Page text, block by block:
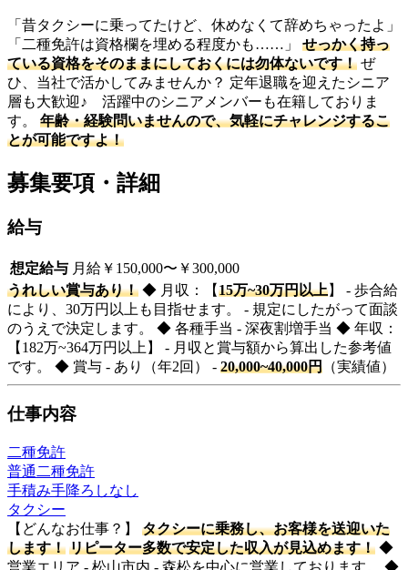
「昔タクシーに乗ってたけど、休めなくて辞めちゃったよ」
「二種免許は資格欄を埋める程度かも……」 せっかく持っ
ている資格をそのままにしておくには勿体ないです！ ぜ
ひ、当社で活かしてみませんか？ 定年退職を迎えたシニア
層も大歓迎♪ 活躍中のシニアメンバーも在籍しておりま
す。 年齢・経験問いませんので、気軽にチャレンジするこ
とが可能ですよ！
募集要項・詳細
給与
想定給与 月給￥150,000〜￥300,000
うれしい賞与あり！ ◆ 月収：【15万~30万円以上】 - 歩合給
により、30万円以上も目指せます。 - 規定にしたがって面談
のうえで決定します。 ◆ 各種手当 - 深夜割増手当 ◆ 年収：
【182万~364万円以上】 - 月収と賞与額から算出した参考値
です。 ◆ 賞与 - あり（年2回） - 20,000~40,000円 （実績値）
仕事内容
二種免許
普通二種免許
手積み手降ろしなし
タクシー
【どんなお仕事？】 タクシーに乗務し、お客様を送迎いた
します！ リピーター多数で安定した収入が見込めます！ ◆
営業エリア - 松山市内 - 森松を中心に営業しております。 ◆